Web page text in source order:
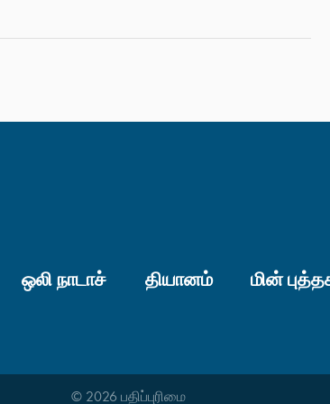
ஒலி நாடாச் தியானம் மின்
© 2026 பதிப்புரிமை